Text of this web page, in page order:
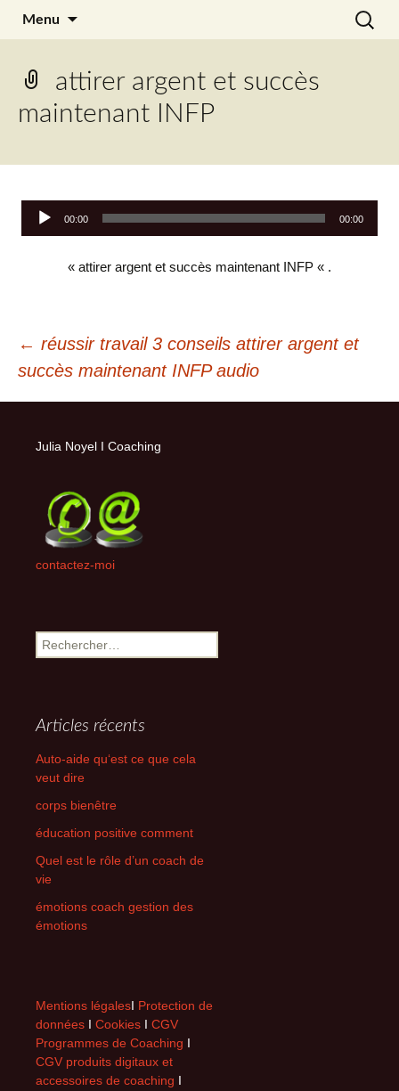
Julia Noyel
Menu
attirer argent et succès
maintenant INFP
Lecteur
audio
00:00 00:00
« attirer argent et succès maintenant INFP « .
Navigation
des
← réussir travail 3 conseils attirer argent et
succès maintenant INFP audio
Julia Noyel I Coaching
contactez-moi
Rechercher :
Articles récents
Auto-aide qu‘est ce que cela
veut dire
corps bienêtre
éducation positive comment
Quel est le rôle d’un coach de
vie
émotions coach gestion des
émotions
Mentions légalesI Protection de
données I Cookies I CGV
Programmes de Coaching I
CGV produits digitaux et
accessoires de coaching I